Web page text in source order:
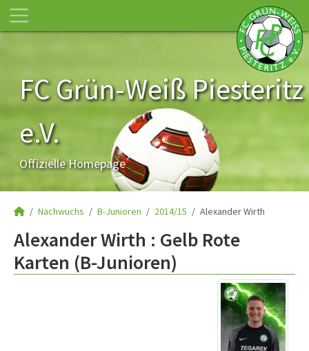
FC Grün-Weiß Piesteritz
e.V.
Offizielle Homepage
Nachwuchs B-Junioren 2014/15 Alexander Wirth
Alexander Wirth : Gelb Rote
Karten (B-Junioren)